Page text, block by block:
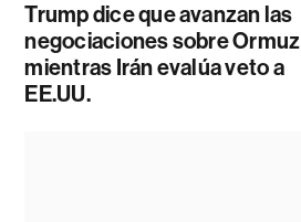
Trump dice que avanzan las
negociaciones sobre Ormuz
mientras Irán evalúa veto a
EE.UU.